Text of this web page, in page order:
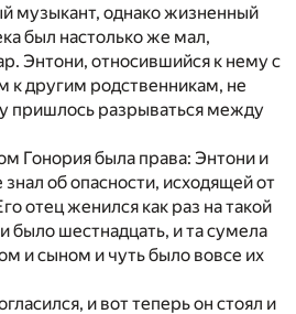
музыкант, однако жизненный
был настолько же мал,
Энтони, относившийся к нему с
к другим родственникам, не
пришлось разрываться между
Гонория была права: Энтони и
об опасности, исходящей от
отец женился как раз на такой
было шестнадцать, и та сумела
и сыном и чуть было вовсе их
и вот теперь он стоял и